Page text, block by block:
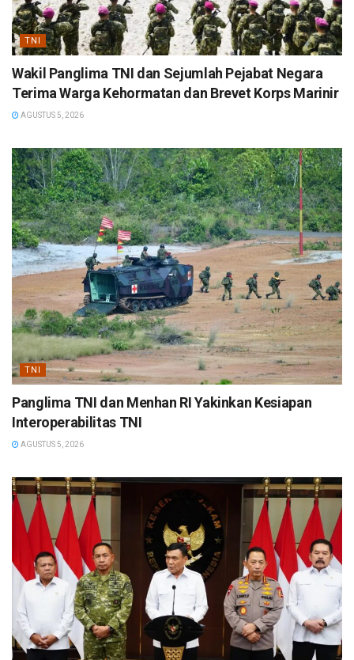
TNI
Wakil Panglima TNI dan Sejumlah Pejabat Negara
Terima Warga Kehormatan dan Brevet Korps Marinir
AGUSTUS 5, 2026
TNI
Panglima TNI dan Menhan RI Yakinkan Kesiapan
Interoperabilitas TNI
AGUSTUS 5, 2026